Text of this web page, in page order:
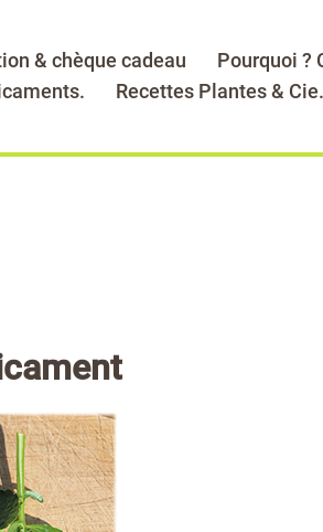
& chèque cadeau
Pourquoi ?
Recettes Plantes & Cie.